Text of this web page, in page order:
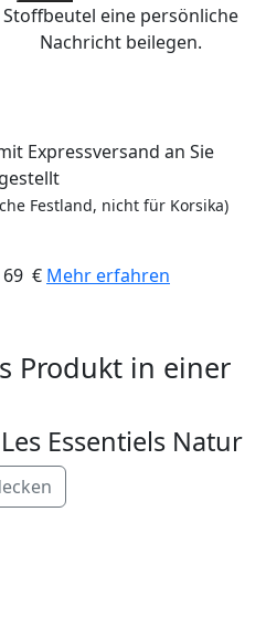
Stoffbeutel eine persönliche
Nachricht beilegen.
Expressversand an Sie
Festland, nicht für Korsika)
69 € Mehr erfahren
Produkt in einer
Essentiels Natur